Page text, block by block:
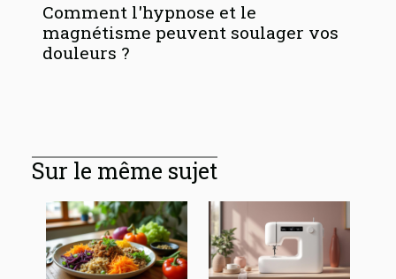
Comment l'hypnose et le
magnétisme peuvent soulager vos
douleurs ?
Sur le même sujet